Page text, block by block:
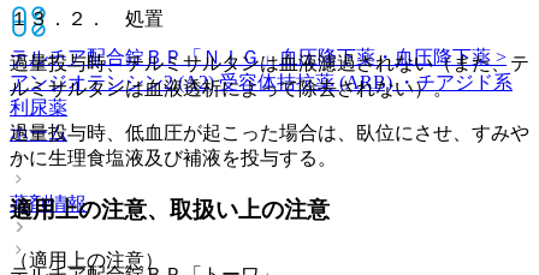
テルチア配合錠ＢＰ「ＮＩＧ」血圧降下薬・血圧降下薬 >
アンジオテンシン2 (A2) 受容体拮抗薬 (ARB) ・チアジド系
利尿薬
ホーム
薬剤情報
１３．２． 処置
過量投与時、テルミサルタンは血液濾過されない（また、テ
ルミサルタンは血液透析によって除去されない）。
過量投与時、低血圧が起こった場合は、臥位にさせ、すみや
かに生理食塩液及び補液を投与する。
適用上の注意、取扱い上の注意
（適用上の注意）